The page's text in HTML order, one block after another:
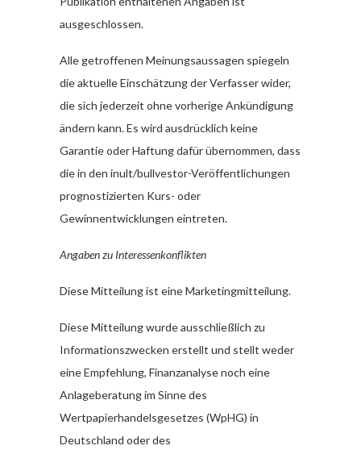
ausgeschlossen.
Alle getroffenen Meinungsaussagen spiegeln
die aktuelle Einschätzung der Verfasser wider,
die sich jederzeit ohne vorherige Ankündigung
ändern kann. Es wird ausdrücklich keine
Garantie oder Haftung dafür übernommen, dass
die in den inult/bullvestor-Veröffentlichungen
prognostizierten Kurs- oder
Gewinnentwicklungen eintreten.
Angaben zu Interessenkonflikten
Diese Mitteilung ist eine Marketingmitteilung.
Diese Mitteilung wurde ausschließlich zu
Informationszwecken erstellt und stellt weder
eine Empfehlung, Finanzanalyse noch eine
Anlageberatung im Sinne des
Wertpapierhandelsgesetzes (WpHG) in
Deutschland oder des